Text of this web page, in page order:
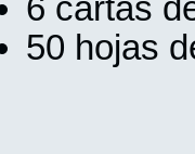
6 cartas
50 hojas